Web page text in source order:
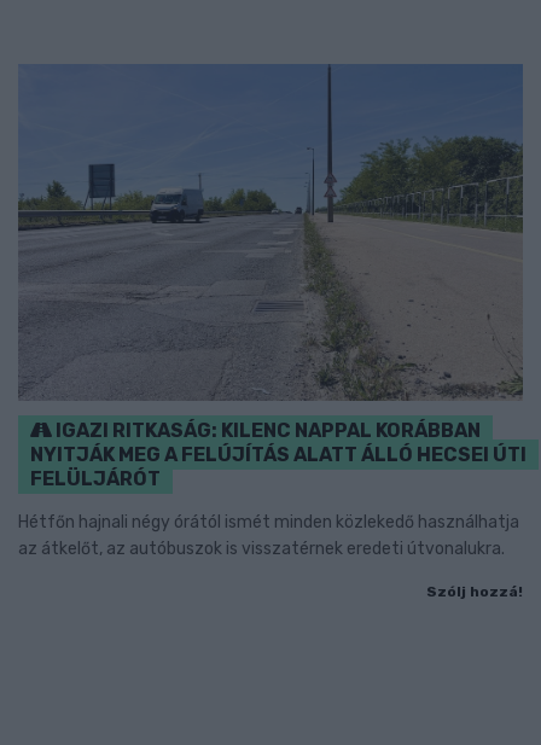
IGAZI RITKASÁG: KILENC NAPPAL KORÁBBAN
NYITJÁK MEG A FELÚJÍTÁS ALATT ÁLLÓ HECSEI ÚTI
FELÜLJÁRÓT
Hétfőn hajnali négy órától ismét minden közlekedő használhatja
az átkelőt, az autóbuszok is visszatérnek eredeti útvonalukra.
Szólj hozzá!